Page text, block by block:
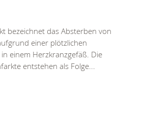
bezeichnet das Absterben von
einer plötzlichen
einem Herzkranzgefäß. Die
entstehen als Folge...